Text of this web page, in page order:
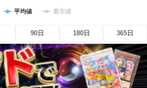
平均値 最安値
90日 180日 365日